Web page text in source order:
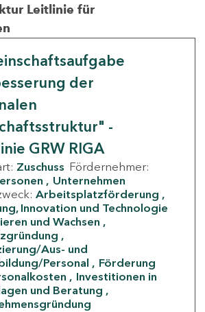
Leitlinie für
der
-
GRW RIGA
Zuschuss Fördernehmer:
Unternehmen
Arbeitsplatzförderung
Innovation und Technologie
und Wachsen
Aus- und
Personal
Förderung
Investitionen in
und Beratung